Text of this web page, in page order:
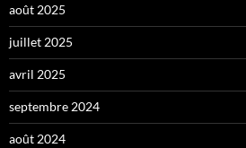
août 2025
juillet 2025
avril 2025
septembre 2024
août 2024